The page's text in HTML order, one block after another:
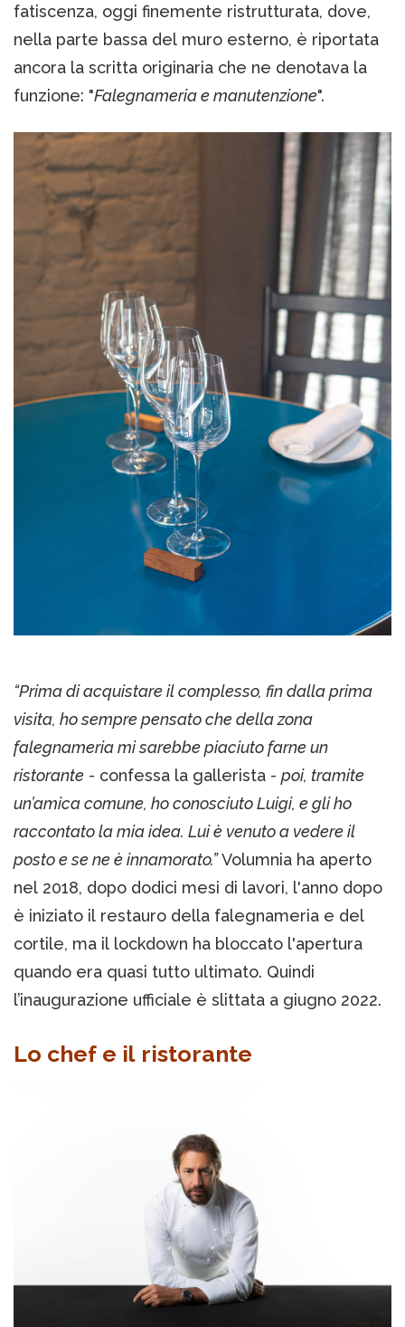
fatiscenza, oggi finemente ristrutturata, dove,
nella parte bassa del muro esterno, è riportata
ancora la scritta originaria che ne denotava la
funzione: "Falegnameria e manutenzione".
“Prima di acquistare il complesso, fin dalla prima
visita, ho sempre pensato che della zona
falegnameria mi sarebbe piaciuto farne un
ristorante - confessa la gallerista - poi, tramite
un’amica comune, ho conosciuto Luigi, e gli ho
raccontato la mia idea. Lui è venuto a vedere il
posto e se ne è innamorato.”Volumnia ha aperto
nel 2018, dopo dodici mesi di lavori, l'anno dopo
è iniziato il restauro della falegnameria e del
cortile, ma il lockdown ha bloccato l'apertura
quando era quasi tutto ultimato. Quindi
l’inaugurazione ufficiale è slittata a giugno 2022.
Lo chef e il ristorante